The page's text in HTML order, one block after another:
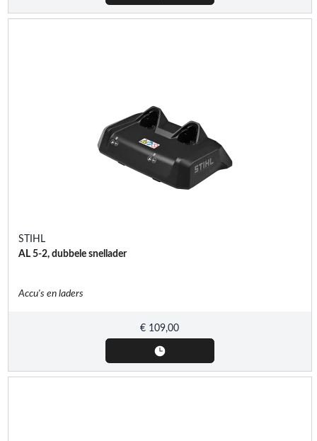
STIHL
AL 5-2, dubbele snellader
Accu's en laders
€ 109,00